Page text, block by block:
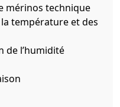
mérinos technique
température et des
de l’humidité